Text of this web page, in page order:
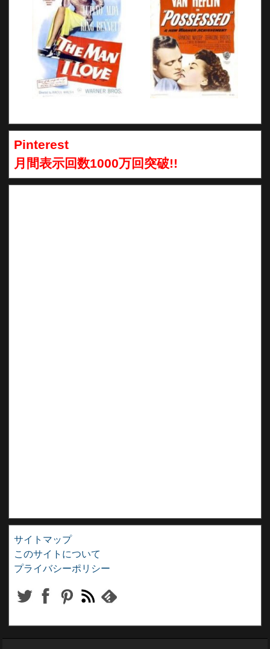
Pinterest
月間表示回数1000万回突破!!
サイトマップ
このサイトについて
プライバシーポリシー